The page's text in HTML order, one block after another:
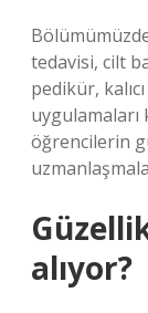
tedavisi, cilt
pedikür,
öğrencilerin
alıyor?